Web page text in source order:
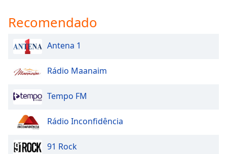
Recomendado
Antena 1
Rádio Maanaim
Tempo FM
Rádio Inconfidência
91 Rock